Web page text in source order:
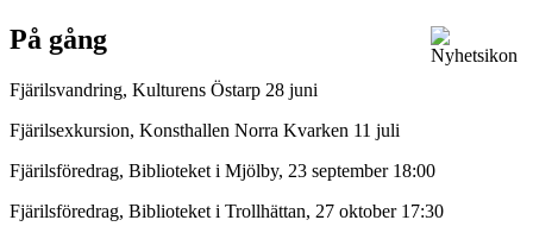
På gång
Fjärilsvandring, Kulturens Östarp 28 juni
Fjärilsexkursion, Konsthallen Norra Kvarken 11 juli
Fjärilsföredrag, Biblioteket i Mjölby, 23 september 18:00
Fjärilsföredrag, Biblioteket i Trollhättan, 27 oktober 17:30